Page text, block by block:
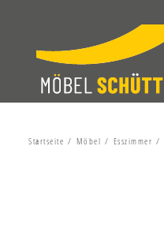
Startseite Möbel Esszimmer